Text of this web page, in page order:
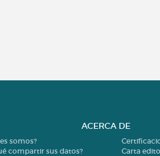
ACERCA DE
somos?
compartir sus datos?
Carta